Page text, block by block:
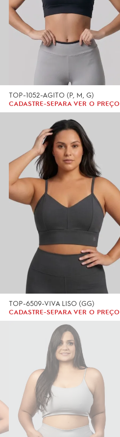
TOP-1052-AGITO (P, M, G)
CADASTRE-SEPARA VER O PREÇO
TOP-6509-VIVA LISO (GG)
CADASTRE-SEPARA VER O PREÇO